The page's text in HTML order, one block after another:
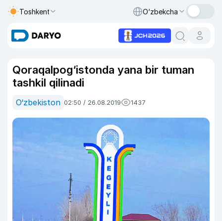
Toshkent O‘zbekcha
Qoraqalpog‘istonda yana bir tuman
tashkil qilinadi
O‘zbekiston 02:50 / 26.08.2019 1437